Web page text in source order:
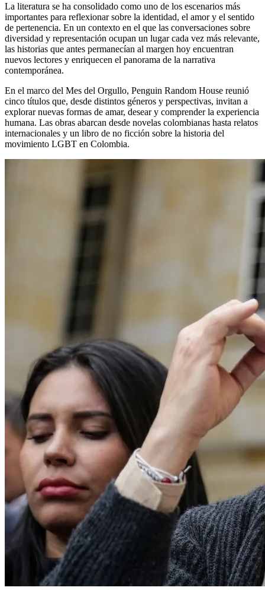
La literatura se ha consolidado como uno de los escenarios más
importantes para reflexionar sobre la identidad, el amor y el sentido
de pertenencia. En un contexto en el que las conversaciones sobre
diversidad y representación ocupan un lugar cada vez más relevante,
las historias que antes permanecían al margen hoy encuentran
nuevos lectores y enriquecen el panorama de la narrativa
contemporánea.
En el marco del Mes del Orgullo, Penguin Random House reunió
cinco títulos que, desde distintos géneros y perspectivas, invitan a
explorar nuevas formas de amar, desear y comprender la experiencia
humana. Las obras abarcan desde novelas colombianas hasta relatos
internacionales y un libro de no ficción sobre la historia del
movimiento LGBT en Colombia.